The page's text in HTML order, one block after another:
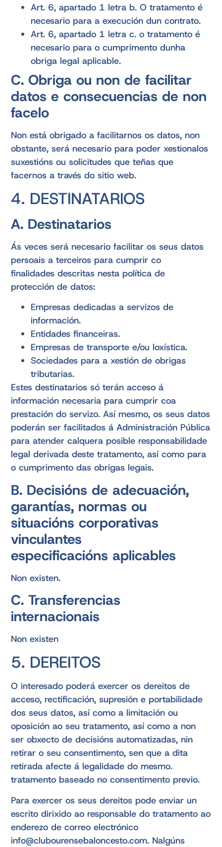
Art. 6, apartado 1 letra b. O tratamento é
necesario para a execución dun contrato.
Art. 6, apartado 1 letra c. o tratamento é
necesario para o cumprimento dunha
obriga legal aplicable.
C. Obriga ou non de facilitar
datos e consecuencias de non
facelo
Non está obrigado a facilitarnos os datos, non
obstante, será necesario para poder xestionalos
suxestións ou solicitudes que teñas que
facernos a través do sitio web.
4. DESTINATARIOS
A. Destinatarios
Ás veces será necesario facilitar os seus datos
persoais a terceiros para cumprir co
finalidades descritas nesta política de
protección de datos:
Empresas dedicadas a servizos de
información.
Entidades financeiras.
Empresas de transporte e/ou loxística.
Sociedades para a xestión de obrigas
tributarias.
Estes destinatarios só terán acceso á
información necesaria para cumprir coa
prestación do servizo. Así mesmo, os seus datos
poderán ser facilitados á Administración Pública
para atender calquera posible responsabilidade
legal derivada deste tratamento, así como para
o cumprimento das obrigas legais.
B. Decisións de adecuación,
garantías, normas ou
situacións corporativas
vinculantes
especificacións aplicables
Non existen.
C. Transferencias
internacionais
Non existen
5. DEREITOS
O interesado poderá exercer os dereitos de
acceso, rectificación, supresión e portabilidade
dos seus datos, así como a limitación ou
oposición ao seu tratamento, así como a non
ser obxecto de decisións automatizadas, nin
retirar o seu consentimento, sen que a dita
retirada afecte á legalidade do mesmo.
tratamento baseado no consentimento previo.
Para exercer os seus dereitos pode enviar un
escrito dirixido ao responsable do tratamento ao
enderezo de correo electrónico
info@clubourensebaloncesto.com. Nalgúns